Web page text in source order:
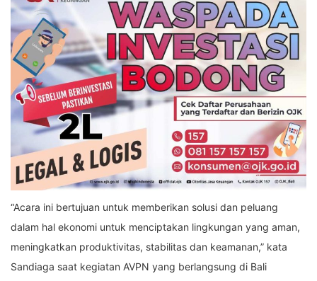
“Acara ini bertujuan untuk memberikan solusi dan peluang
dalam hal ekonomi untuk menciptakan lingkungan yang aman,
meningkatkan produktivitas, stabilitas dan keamanan,” kata
Sandiaga saat kegiatan AVPN yang berlangsung di Bali